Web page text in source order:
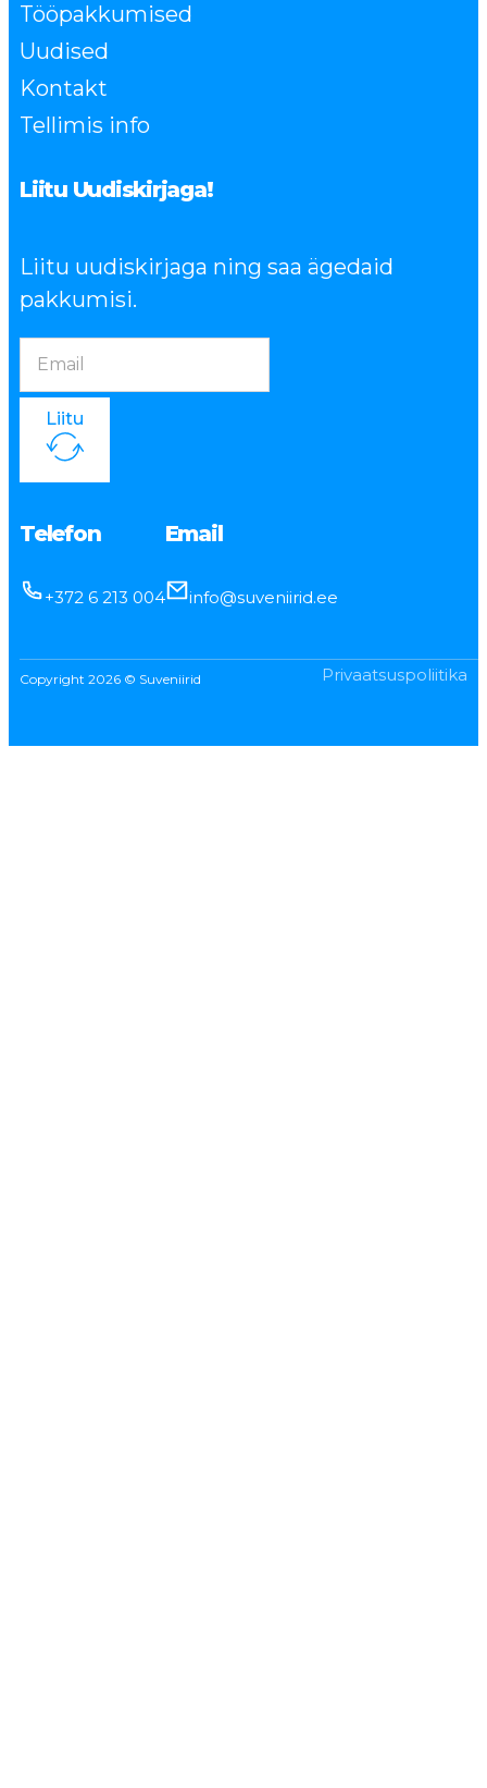
Tööpakkumised
Uudised
Kontakt
Tellimis info
Liitu Uudiskirjaga!
Liitu uudiskirjaga ning saa ägedaid
pakkumisi.
Liitu
Telefon
+372 6 213 004
Email
info@suveniirid.ee
Copyright 2026 © Suveniirid Privaatsuspoliitika